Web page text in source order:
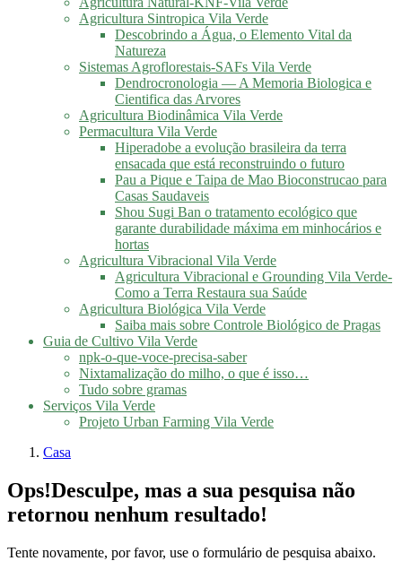
Agricultura Sintropica Vila Verde
Descobrindo a Água, o Elemento Vital da
Natureza
Sistemas Agroflorestais-SAFs Vila Verde
Dendrocronologia — A Memoria Biologica e
Cientifica das Arvores
Agricultura Biodinâmica Vila Verde
Permacultura Vila Verde
Hiperadobe a evolução brasileira da terra
ensacada que está reconstruindo o futuro
Pau a Pique e Taipa de Mao Bioconstrucao para
Casas Saudaveis
Shou Sugi Ban o tratamento ecológico que
garante durabilidade máxima em minhocários e
hortas
Agricultura Vibracional Vila Verde
Agricultura Vibracional e Grounding Vila Verde-
Como a Terra Restaura sua Saúde
Agricultura Biológica Vila Verde
Saiba mais sobre Controle Biológico de Pragas
Guia de Cultivo Vila Verde
npk-o-que-voce-precisa-saber
Nixtamalização do milho, o que é isso…
Tudo sobre gramas
Serviços Vila Verde
Projeto Urban Farming Vila Verde
Casa
Ops!Desculpe, mas a sua pesquisa não
retornou nenhum resultado!
Tente novamente, por favor, use o formulário de pesquisa abaixo.